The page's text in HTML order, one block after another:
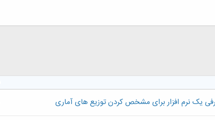
یک نرم افزار برای مشخص کردن توزیع های آماری